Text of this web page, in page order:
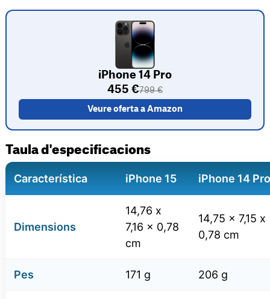
iPhone 14 Pro
455 €799 €
Veure oferta a Amazon
Taula d'especificacions
Característica iPhone 15 iPhone 14 Pro
Dimensions
14,76 x
7,16 x 0,78
cm
14,75 x 7,15 x
0,78 cm
Pes 171 g 206 g